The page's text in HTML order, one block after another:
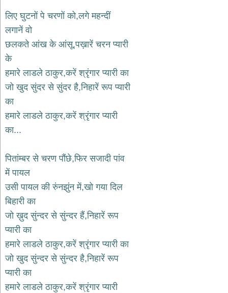
गुरुदेव
भजन
gurudev
विविध
भजन
miscellaneous
bhajans
विष्णु
भजन
बाबा
बालक
नाथ
भजन
baba
nath
bhajans
देश
भक्ति
भजन
patriotic
bhajans
लिए घुटनों पे चरणों को,लगे महन्दीं
लगानें वो
छलकते आंख के आंसू,पख़ारें चरन प्यारी
के
हमारे लाडले ठाकुर,करें श्रृंगार प्यारी का
जो खुद सुंदर से सुंदर है,निहारें रूप प्यारी
का
हमारे लाडले ठाकुर,करें श्रृंगार प्यारी
का...
पितांम्बर से चरण पौंछे,फिर सजादी पांव
में पायल
उसी पायल की रुंनझुंन में,खो गया दिल
बिहारी का
जो ख़ुद सुंन्दर से सुंन्दर हैं,निहारें रूप
प्यारी का
हमारे लाडले ठाकुर,करें श्रृंगार प्यारी का
जो खुद सुंन्दर से सुंन्दर है,निहारें रूप
प्यारी का
हमारे लाडले ठाकुर,करें श्रृंगार प्यारी